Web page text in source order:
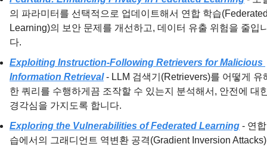
의 파라미터를 선택적으로 업데이트해서 연합 학습
Learning)의 보안 문제를 개선하고, 데이터 유출 위험을 줄입
다.
Exploiting Instruction-Following Retrievers for Malicious
Information Retrieval - LLM 검색기(Retrievers)를 어떻게 유
한 쿼리를 수행하게끔 조작할 수 있는지 분석해서, 안전에 대
경각심을 가지도록 합니다.
Exploring the Vulnerabilities of Federated Learning - 연
습에서의 그래디언트 역변환 공격(Gradient Inversion